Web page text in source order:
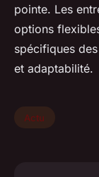
pointe. Les
options
spécifiques
et adaptabilité.
Actu